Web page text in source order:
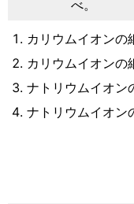
べ。
カリウムイオンの
カリウムイオンの
ナトリウムイオン
ナトリウムイオン